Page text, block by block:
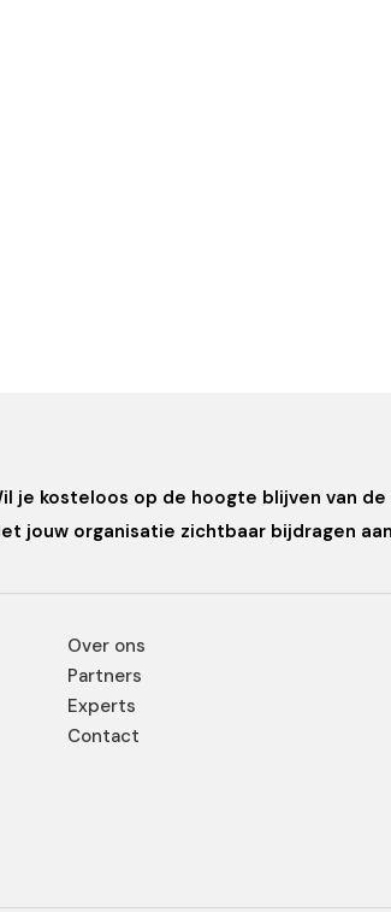
je kosteloos op de hoogte blijven van
jouw organisatie zichtbaar bijdragen
Over ons
Partners
Experts
Contact